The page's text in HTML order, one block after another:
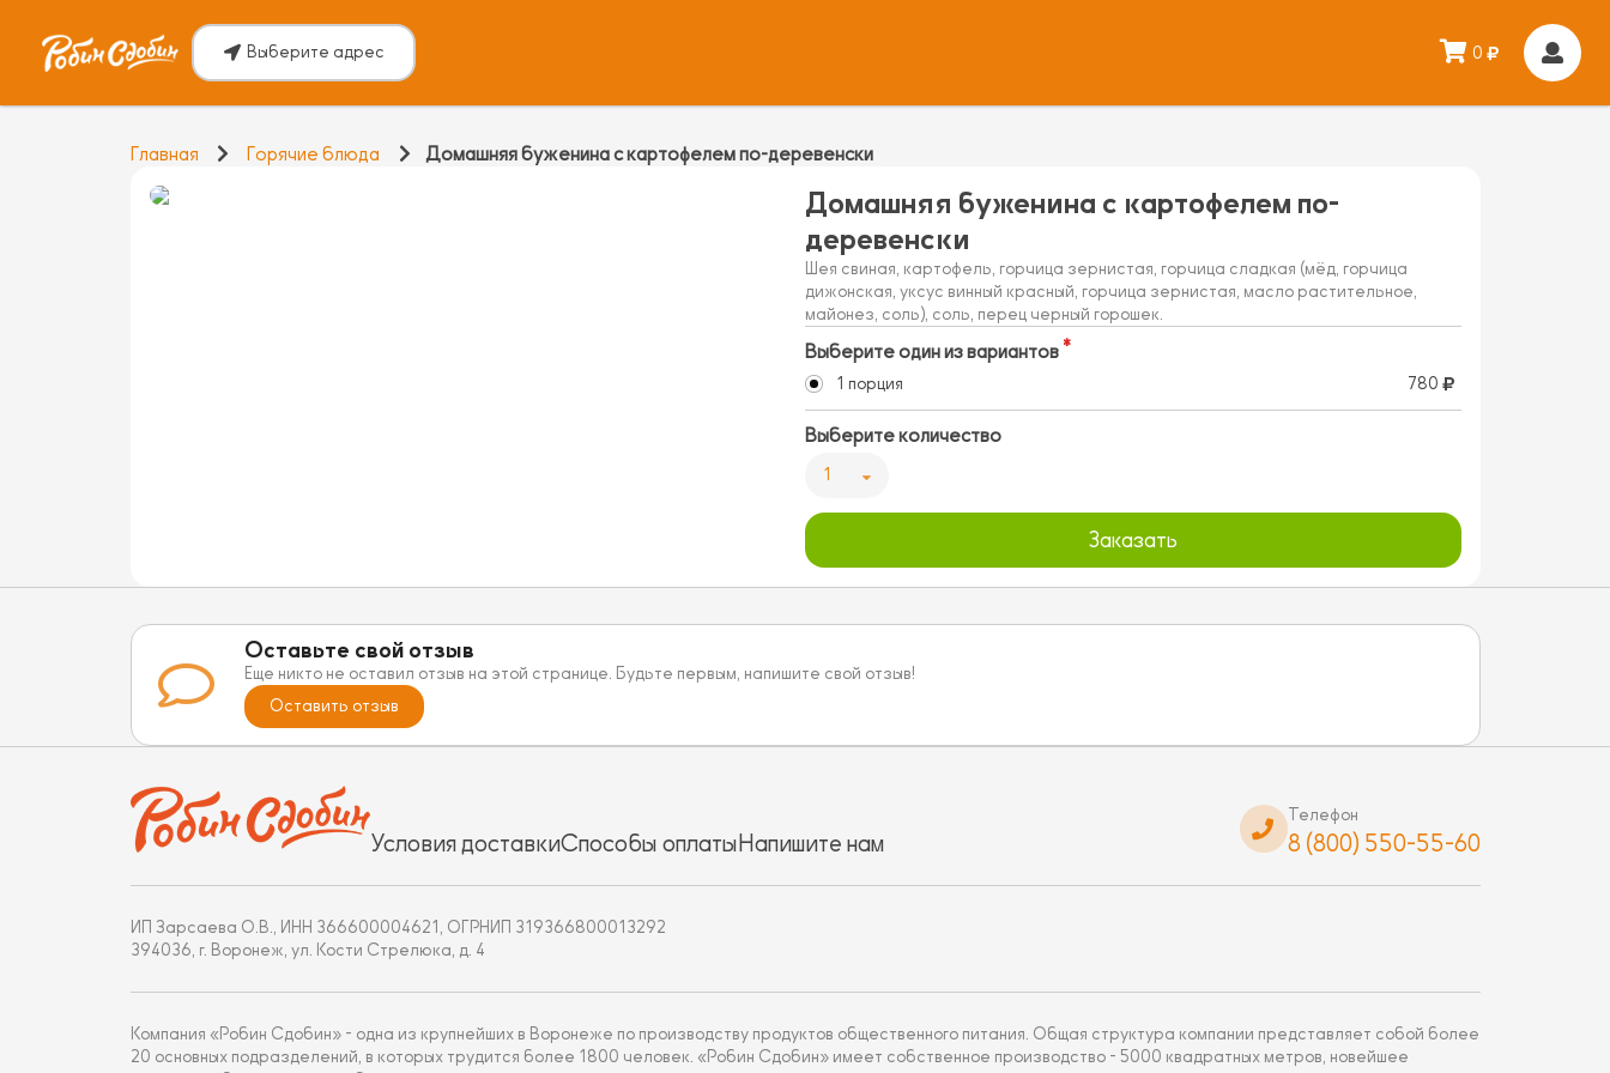
Выберите адрес 0
Главная Горячие блюда Домашняя буженина с картофелем по-деревенски
Домашняя буженина с картофелем по-
деревенски
Шея свиная, картофель, горчица зернистая, горчица сладкая (мёд, горчица
дижонская, уксус винный красный, горчица зернистая, масло растительное,
майонез, соль), соль, перец черный горошек.
Выберите один из вариантов
1 порция 780
Выберите количество
1
Заказать
Оставьте свой отзыв
Еще никто не оставил отзыв на этой странице. Будьте первым, напишите свой отзыв!
Оставить отзыв
Условия доставкиСпособы оплатыНапишите нам
Телефон
8 (800) 550-55-60
ИП Зарсаева О.В., ИНН 366600004621, ОГРНИП 319366800013292
394036, г. Воронеж, ул. Кости Стрелюка, д. 4
Компания «Робин Сдобин» - одна из крупнейших в Воронеже по производству продуктов общественного питания. Общая структура компании представляет собой более
20 основных подразделений, в которых трудится более 1800 человек. «Робин Сдобин» имеет собственное производство - 5000 квадратных метров, новейшее